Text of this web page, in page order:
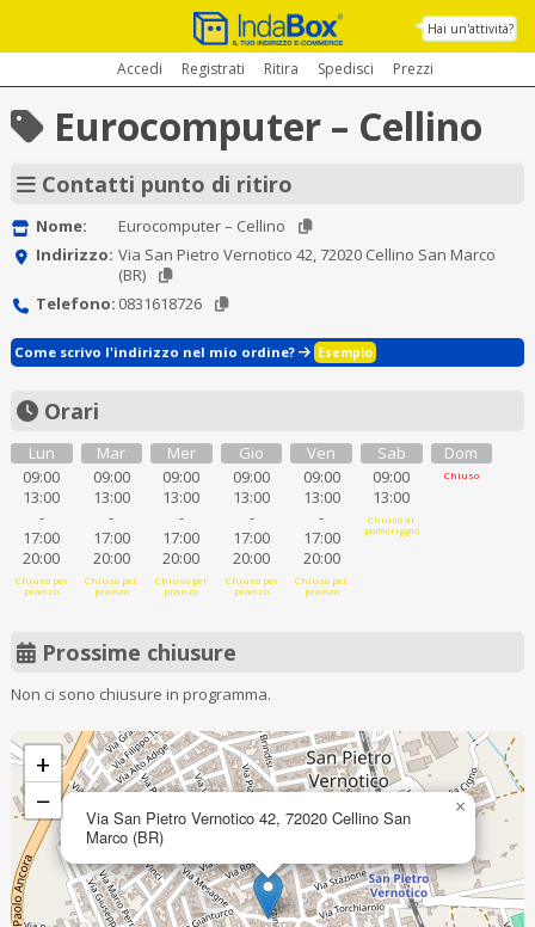
Hai un'attività?
Accedi Registrati Ritira Spedisci Prezzi
Eurocomputer – Cellino
Contatti punto di ritiro
Nome:
Eurocomputer – Cellino
Indirizzo: Via San Pietro Vernotico 42, 72020 Cellino San Marco
(BR)
Telefono: 0831618726
Come scrivo l'indirizzo nel mio ordine? Esempio
Orari
Lun
09:00
13:00
-
17:00
20:00
Chiuso per
pranzo
Mar
09:00
13:00
-
17:00
20:00
Chiuso per
pranzo
Mer
09:00
13:00
-
17:00
20:00
Chiuso per
pranzo
Gio
09:00
13:00
-
17:00
20:00
Chiuso per
pranzo
Ven
09:00
13:00
-
17:00
20:00
Chiuso per
pranzo
Sab
09:00
13:00
Chiuso al
pomeriggio
Dom
Chiuso
Prossime chiusure
Non ci sono chiusure in programma.
Via San Pietro Vernotico 42, 72020 Cellino San
Marco (BR)
×
+
−